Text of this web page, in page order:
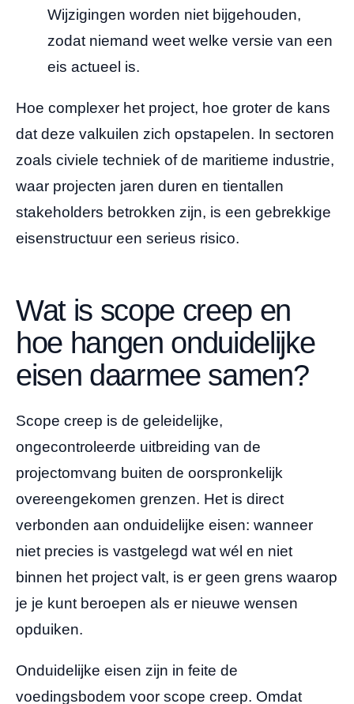
Wijzigingen worden niet bijgehouden,
zodat niemand weet welke versie van een
eis actueel is.
Hoe complexer het project, hoe groter de kans
dat deze valkuilen zich opstapelen. In sectoren
zoals civiele techniek of de maritieme industrie,
waar projecten jaren duren en tientallen
stakeholders betrokken zijn, is een gebrekkige
eisenstructuur een serieus risico.
Wat is scope creep en
hoe hangen onduidelijke
eisen daarmee samen?
Scope creep is de geleidelijke,
ongecontroleerde uitbreiding van de
projectomvang buiten de oorspronkelijk
overeengekomen grenzen. Het is direct
verbonden aan onduidelijke eisen: wanneer
niet precies is vastgelegd wat wél en niet
binnen het project valt, is er geen grens waarop
je je kunt beroepen als er nieuwe wensen
opduiken.
Onduidelijke eisen zijn in feite de
voedingsbodem voor scope creep. Omdat